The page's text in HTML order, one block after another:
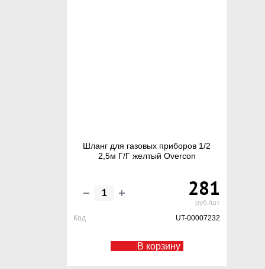
Шланг для газовых приборов 1/2
2,5м Г/Г желтый Overcon
281
руб./шт
Код
UT-00007232
В корзину